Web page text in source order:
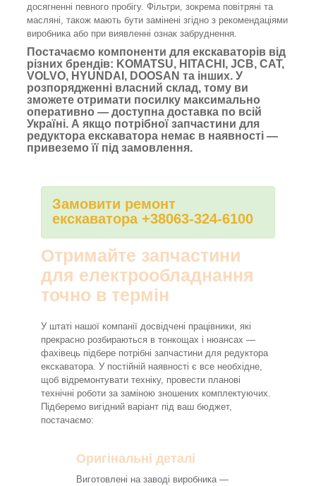
досягненні певного пробігу. Фільтри, зокрема повітряні та
масляні, також мають бути замінені згідно з рекомендаціями
виробника або при виявленні ознак забруднення.
Постачаємо компоненти для екскаваторів від
різних брендів: KOMATSU, HITACHI, JCB, CAT,
VOLVO, HYUNDAI, DOOSAN та інших. У
розпорядженні власний склад, тому ви
зможете отримати посилку максимально
оперативно — доступна доставка по всій
Україні. А якщо потрібної запчастини для
редуктора екскаватора немає в наявності —
привеземо її під замовлення.
Замовити ремонт
екскаватора +38063-324-6100
Отримайте запчастини
для електрообладнання
точно в термін
У штаті нашої компанії досвідчені працівники, які
прекрасно розбираються в тонкощах і нюансах —
фахівець підбере потрібні запчастини для редуктора
екскаватора. У постійній наявності є все необхідне,
щоб відремонтувати техніку, провести планові
технічні роботи за заміною зношених комплектуючих.
Підберемо вигідний варіант під ваш бюджет,
постачаємо:
Оригінальні деталі
Виготовлені на заводі виробника —